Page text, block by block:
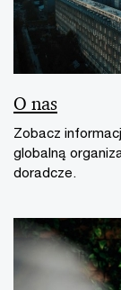
O nas
Zobacz
globalną
doradcze.